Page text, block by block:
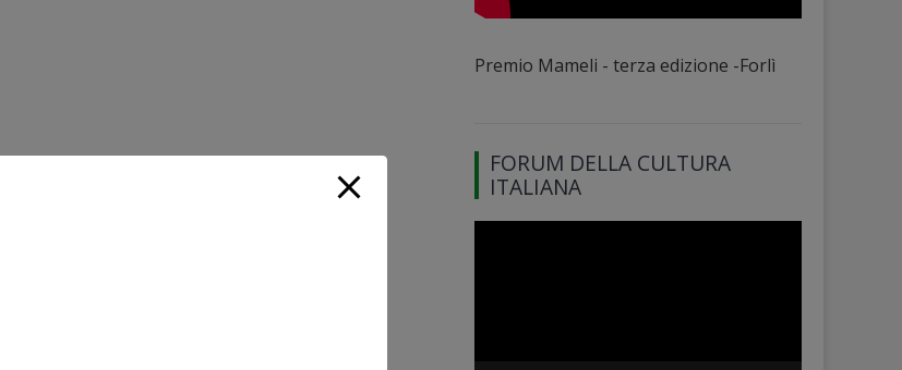
Premio Mameli - terza edizione -Forlì
FORUM DELLA CULTURA
ITALIANA